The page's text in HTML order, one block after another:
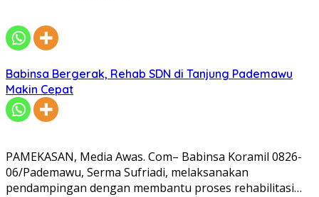
Babinsa Bergerak, Rehab SDN di Tanjung Pademawu
Makin Cepat
PAMEKASAN, Media Awas. Com– Babinsa Koramil 0826-
06/Pademawu, Serma Sufriadi, melaksanakan
pendampingan dengan membantu proses rehabilitasi…